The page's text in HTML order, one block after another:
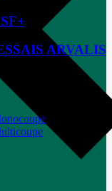
ARVALIS